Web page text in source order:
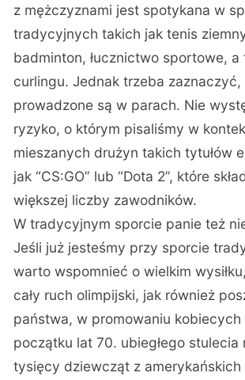
z mężczyznami jest spotykana w
tradycyjnych takich jak tenis
badminton, łucznictwo sportowe, a
curlingu. Jednak trzeba
prowadzone są w parach. Nie
ryzyko, o którym pisaliśmy w
mieszanych drużyn takich tytułów
jak “CS:GO” lub “Dota 2”, które
większej liczby zawodników.
W tradycyjnym sporcie panie też
Jeśli już jesteśmy przy sporcie
warto wspomnieć o wielkim
cały ruch olimpijski, jak również
państwa, w promowaniu kobiecych
początku lat 70. ubiegłego stulecia
tysięcy dziewcząt z amerykańskich